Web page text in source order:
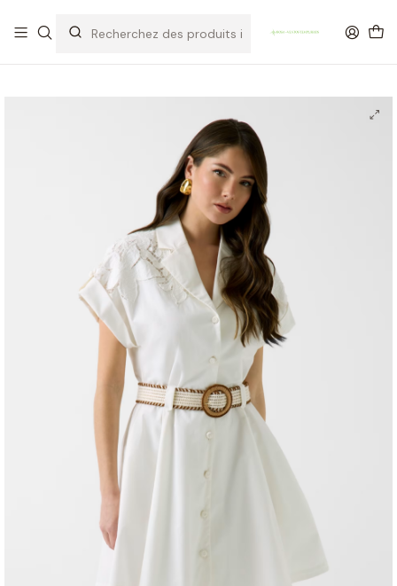
OFERTA DE PORTES DE ENVIO em compras para Portugal superiores a
80€ de artigos sem promoção